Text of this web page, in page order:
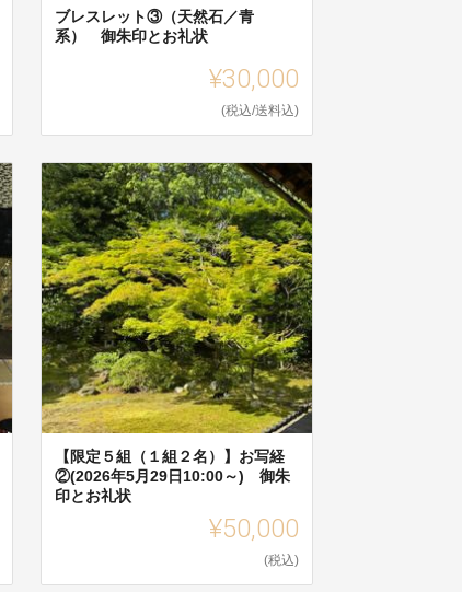
ブレスレット③（天然石／青
系） 御朱印とお礼状
¥30,000
(税込/送料込)
【限定５組（１組２名）】お写経
②(2026年5月29日10:00～) 御朱
印とお礼状
¥50,000
(税込)